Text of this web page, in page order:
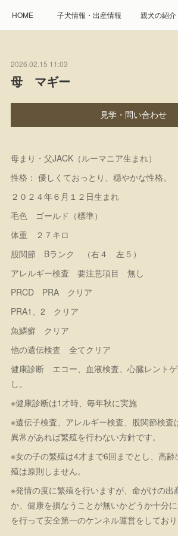
HOME 子犬情報・出産情報 親犬の紹介
プレジール親睦会 特定商取引に基づく表記
2026.02.15 11:03
母 マギー
見学・問い合わせ
母まり・父JACK（ルーマニア生まれ）
性格： 優しくておっとり、穏やかな性格。
２０２４年６月１２日生まれ
毛色 ゴールド（標準）
体重 ２７キロ
股関節 Bランク （右４ 左５）
アレルギー検査 要注意項目 無し
PRCD PRA クリア
PRA1、2 クリア
魚鱗癬 クリア
他の遺伝検査 全てクリア
健康診断 エコー、血液検査、心臓レント
し。
※健康診断は1才時、毎年秋に実施
※遺伝子検査、アレルギー検査、股関節検査
異常があれば繁殖を行わない方針です。
※女の子の繁殖は4才まで6回までとし、高
殖は原則しません。
※発情の度に繁殖を行いますが、命がけの出
か、健康を損なうことが無いかどうか十分
を行って安全第一のケンネル運営をしてお